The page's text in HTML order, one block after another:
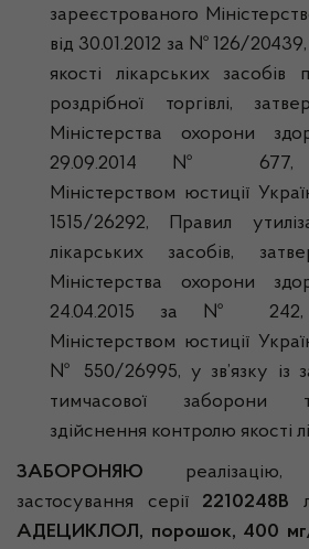
зареєстрованого
від 30.01.2012 за № 126/
якості лікарських засобів
роздрібної торгівлі,
Міністерства охорони
29.09.2014 № 677,
Міністерством юстиції
1515/26292, Правил
лікарських засобів,
Міністерства охорони
24.04.2015 за № 242,
Міністерством юстиції
№ 550/26995, у зв’язку із
тимчасової заборони
здійснення контролю якості
ЗАБОРОНЯЮ реалізацію,
застосування серії 2210248В
АДЕЦИКЛОЛ, порошок, 400